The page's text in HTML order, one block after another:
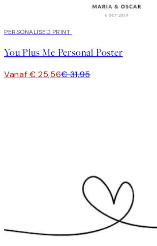
20%*
PERSONALISED PRINT
You Plus Me Personal Poster
Vanaf € 25,56€ 31,95